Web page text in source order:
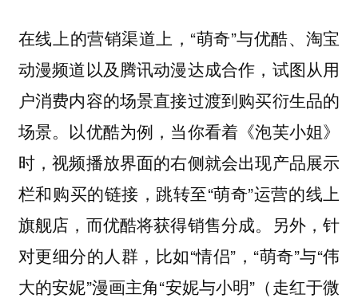
在线上的营销渠道上，“萌奇”与优酷、淘宝
动漫频道以及腾讯动漫达成合作，试图从用
户消费内容的场景直接过渡到购买衍生品的
场景。以优酷为例，当你看着《泡芙小姐》
时，视频播放界面的右侧就会出现产品展示
栏和购买的链接，跳转至“萌奇”运营的线上
旗舰店，而优酷将获得销售分成。另外，针
对更细分的人群，比如“情侣”，“萌奇”与“伟
大的安妮”漫画主角“安妮与小明”（走红于微